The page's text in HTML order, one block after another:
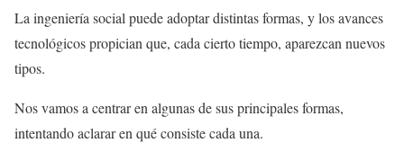
La ingeniería social puede adoptar distintas formas, y los avances
tecnológicos propician que, cada cierto tiempo, aparezcan nuevos
tipos.
Nos vamos a centrar en algunas de sus principales formas,
intentando aclarar en qué consiste cada una.